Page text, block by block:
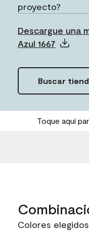
proyecto?
Descargue una
Azul 1667
Buscar
Toque aquí
Colores